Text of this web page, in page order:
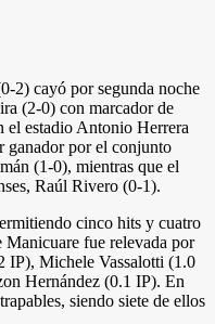
2) cayó por segunda noche
(2-0) con marcador de
el estadio Antonio Herrera
ganador por el conjunto
(1-0), mientras que el
Raúl Rivero (0-1).
cinco hits y cuatro
fue relevada por
IP), Michele Vassalotti (1.0
Hernández (0.1 IP). En
siendo siete de ellos